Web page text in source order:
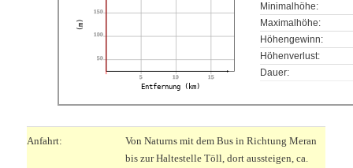
50
100
150
5 10 15
Entfernung (km)
(m)
Minimalhöhe:
Maximalhöhe:
Höhengewinn:
Höhenverlust:
Dauer:
Anfahrt:
Von Naturns mit dem Bus in Richtung Meran
bis zur Haltestelle Töll, dort aussteigen, ca.